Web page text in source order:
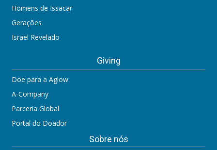
Homens de Issacar
Gerações
Israel Revelado
Giving
Doe para a Aglow
A-Company
Parceria Global
Portal do Doador
Sobre nós